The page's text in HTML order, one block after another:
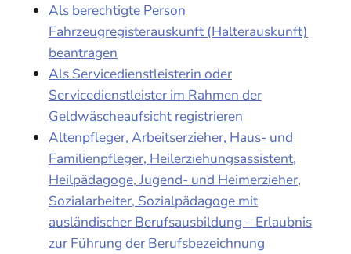
Als berechtigte Person
Fahrzeugregisterauskunft (Halterauskunft)
beantragen
Als Servicedienstleisterin oder
Servicedienstleister im Rahmen der
Geldwäscheaufsicht registrieren
Altenpfleger, Arbeitserzieher, Haus- und
Familienpfleger, Heilerziehungsassistent,
Heilpädagoge, Jugend- und Heimerzieher,
Sozialarbeiter, Sozialpädagoge mit
ausländischer Berufsausbildung – Erlaubnis
zur Führung der Berufsbezeichnung